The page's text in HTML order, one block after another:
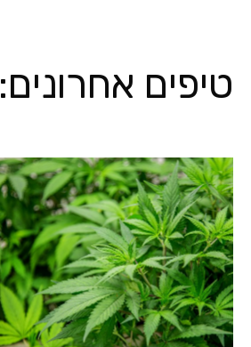
טיפים אחרונים: